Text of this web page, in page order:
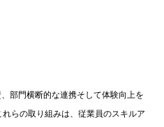
部門横断的な連携そして体験向上を
らの取り組みは、従業員のスキルア